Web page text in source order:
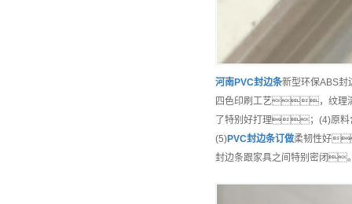
河南PVC封边条新型环保ABS
四色印刷工艺，纹理
了特别好打理；(4)原料
(5)PVC封边条订做柔韧性好
封边条跟家具之间特别密闭